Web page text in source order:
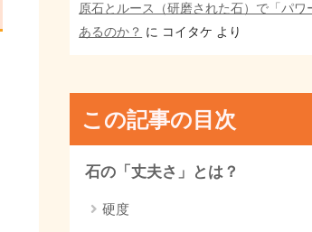
原石とルース（研磨された石）で「パワ
あるのか？ に コイタケ より
この記事の目次
石の「丈夫さ」とは？
硬度